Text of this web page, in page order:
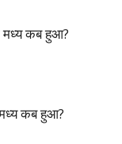
मध्य कब हुआ?
कब हुआ?